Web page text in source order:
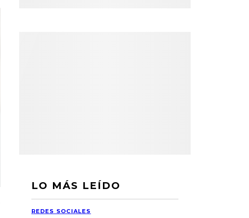
LO MÁS LEÍDO
REDES SOCIALES